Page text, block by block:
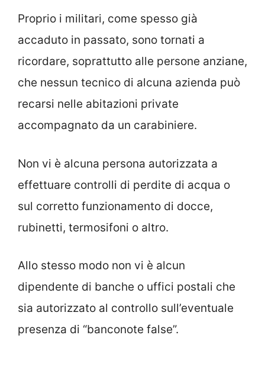
Proprio i militari, come spesso già
accaduto in passato, sono tornati a
ricordare, soprattutto alle persone anziane,
che nessun tecnico di alcuna azienda può
recarsi nelle abitazioni private
accompagnato da un carabiniere.
Non vi è alcuna persona autorizzata a
effettuare controlli di perdite di acqua o
sul corretto funzionamento di docce,
rubinetti, termosifoni o altro.
Allo stesso modo non vi è alcun
dipendente di banche o uffici postali che
sia autorizzato al controllo sull’eventuale
presenza di “banconote false”.